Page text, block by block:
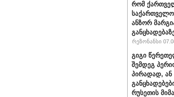
რომ
ანზორ
რეზონანსი
გიგი
შემდეგ
პირადად,
რუსეთის